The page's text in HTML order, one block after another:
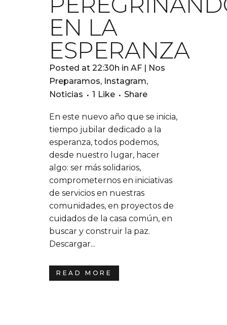
EN LA
ESPERANZA
Posted at 22:30h in AF | Nos
Preparamos, Instagram,
Noticias
1 Like Share
En este nuevo año que se inicia,
tiempo jubilar dedicado a la
esperanza, todos podemos,
desde nuestro lugar, hacer
algo: ser más solidarios,
comprometernos en iniciativas
de servicios en nuestras
comunidades, en proyectos de
cuidados de la casa común, en
buscar y construir la paz.
Descargar...
READ MORE